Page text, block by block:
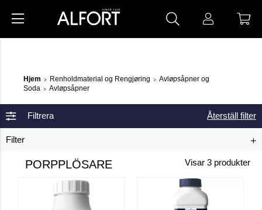
Hjem > Renholdmaterial og Rengjøring > Avløpsåpner og
Soda > Avløpsåpner
Filtrera
Filter
Återställ filter
PORPPLÖSARE Visar 3 produkter